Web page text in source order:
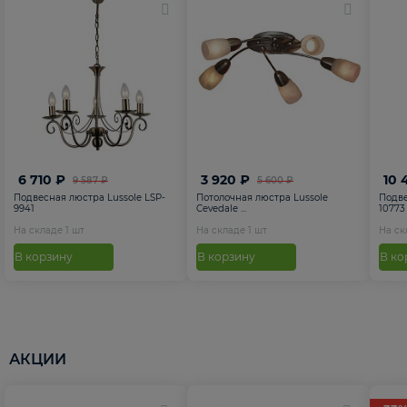
9 587 ₽
6 710 ₽
Подвесная люстра Lussole LSP-
9941
На складе 1 шт
В корзину
5 600 ₽
3 920 ₽
Потолочная люстра Lussole
Cevedale ...
На складе 1 шт
В корзину
10
10773
На
В
АКЦИИ